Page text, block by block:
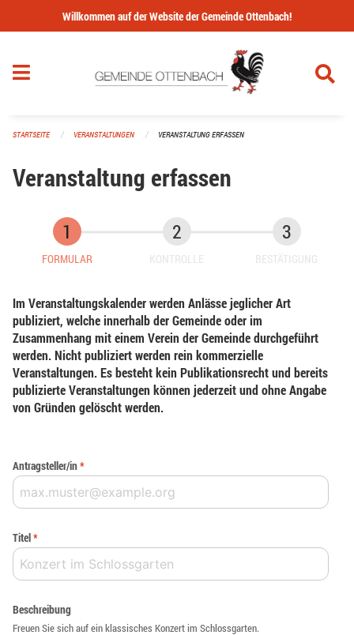
Navigation überspringen
Willkommen auf der Website der Gemeinde Ottenbach!
STARTSEITE VERANSTALTUNGEN VERANSTALTUNG ERFASSEN
Veranstaltung erfassen
FORMULAR KONTROLLE BESTÄTIGUNG
Im Veranstaltungskalender werden Anlässe jeglicher Art
publiziert, welche innerhalb der Gemeinde oder im
Zusammenhang mit einem Verein der Gemeinde durchgeführt
werden. Nicht publiziert werden rein kommerzielle
Veranstaltungen. Es besteht kein Publikationsrecht und bereits
publizierte Veranstaltungen können jederzeit und ohne Angabe
von Gründen gelöscht werden.
Antragsteller/in*
Titel*
Beschreibung
Freuen Sie sich auf ein klassisches Konzert im Schlossgarten.